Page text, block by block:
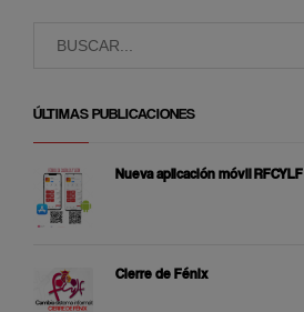
ÚLTIMAS PUBLICACIONES
Nueva aplicación móvil RFCYLF
Cierre de Fénix